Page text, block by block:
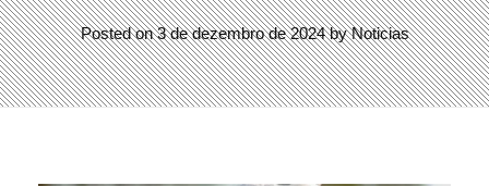
Posted on 3 de dezembro de 2024 by Noticias